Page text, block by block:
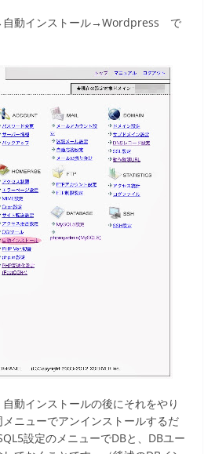
自動インストール→Wordpress で
動インストールの後にそれをやり
ニューでアンインストールするだ
設定のメニューでDBと、DBユー